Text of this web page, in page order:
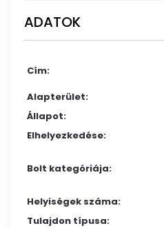
ADATOK
Cím:
Alapterület:
Állapot:
Elhelyezkedése:
Bolt kategóriája:
Helyiségek száma:
Tulajdon típusa: